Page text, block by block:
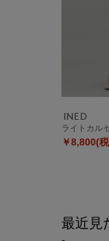
INED
ライトカル
￥8,800(
最近見